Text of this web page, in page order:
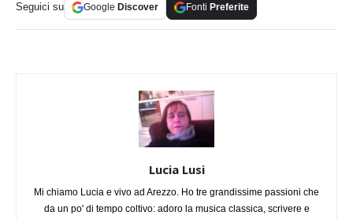
Seguici su Google Discover Fonti Preferite
Lucia Lusi
Mi chiamo Lucia e vivo ad Arezzo. Ho tre grandissime passioni che
da un po' di tempo coltivo: adoro la musica classica, scrivere e